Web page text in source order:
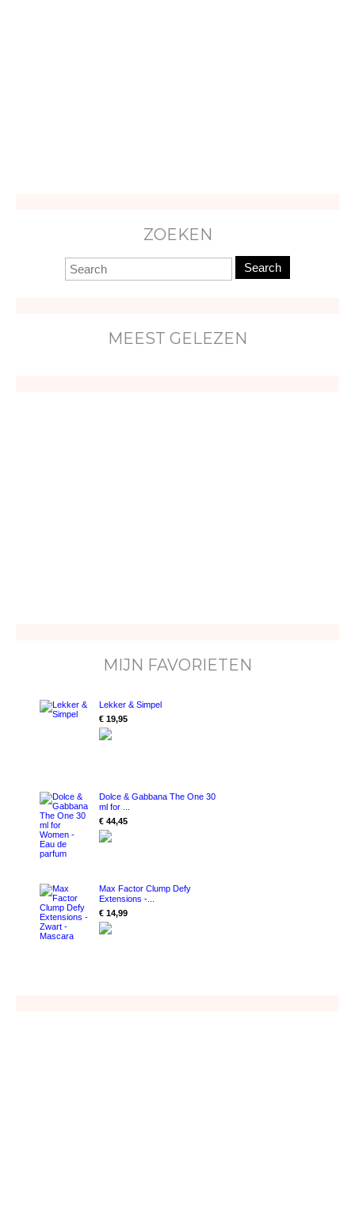
ZOEKEN
Search
MEEST GELEZEN
MIJN FAVORIETEN
Lekker & Simpel
€ 19,95
Dolce & Gabbana The One 30
ml for ...
€ 44,45
Max Factor Clump Defy
Extensions -...
€ 14,99